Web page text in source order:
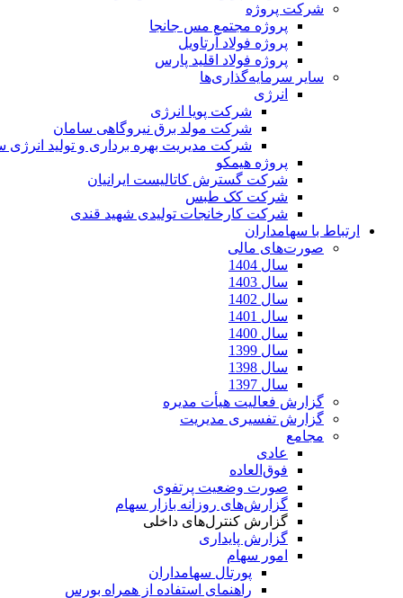
شرکت پروژه
پروژه مجتمع مس جانجا
پروژه فولاد آرتاویل
پروژه فولاد اقلید پارس
سایر سرمایه‌گذاری‌ها
انرژی
شرکت پویا انرژی
شرکت مولد برق نیروگاهی سامان
شرکت مدیریت بهره برداری و تولید انرژی
پروژه هیمکو
شرکت گسترش کاتالیست ایرانیان
شرکت کک طبس
شرکت کارخانجات تولیدی شهید قندی
ارتباط با سهامداران
صورت‌های مالی
سال 1404
سال 1403
سال 1402
سال 1401
سال 1400
سال 1399
سال 1398
سال 1397
گزارش فعالیت هیأت مدیره
گزارش تفسیری مدیریت
مجامع
عادی
فوق‌العاده
صورت وضعیت پرتفوی
گزارش‌های روزانه بازار سهام
گزارش کنترل‌های داخلی
گزارش پایداری
امور سهام
پورتال سهامداران
راهنمای استفاده از همراه بورس